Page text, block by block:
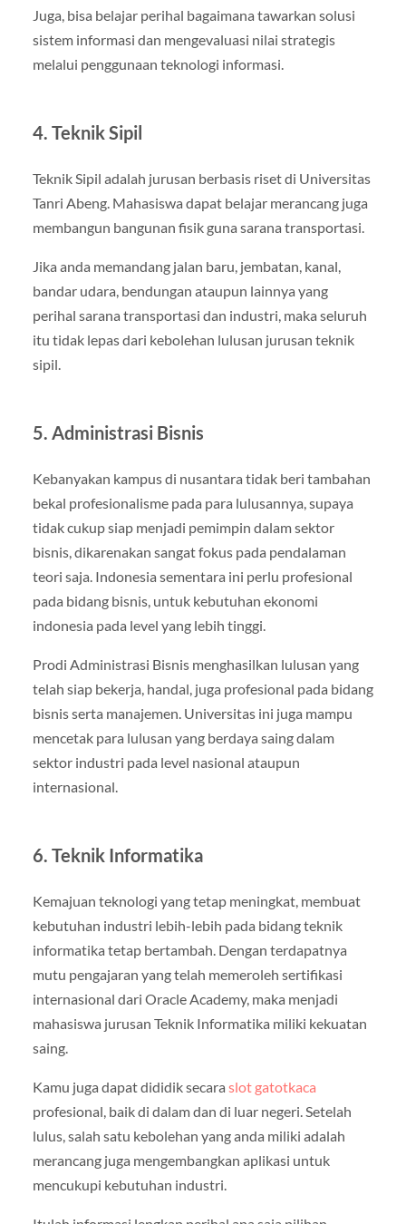
Juga, bisa belajar perihal bagaimana tawarkan solusi
sistem informasi dan mengevaluasi nilai strategis
melalui penggunaan teknologi informasi.
4. Teknik Sipil
Teknik Sipil adalah jurusan berbasis riset di Universitas
Tanri Abeng. Mahasiswa dapat belajar merancang juga
membangun bangunan fisik guna sarana transportasi.
Jika anda memandang jalan baru, jembatan, kanal,
bandar udara, bendungan ataupun lainnya yang
perihal sarana transportasi dan industri, maka seluruh
itu tidak lepas dari kebolehan lulusan jurusan teknik
sipil.
5. Administrasi Bisnis
Kebanyakan kampus di nusantara tidak beri tambahan
bekal profesionalisme pada para lulusannya, supaya
tidak cukup siap menjadi pemimpin dalam sektor
bisnis, dikarenakan sangat fokus pada pendalaman
teori saja. Indonesia sementara ini perlu profesional
pada bidang bisnis, untuk kebutuhan ekonomi
indonesia pada level yang lebih tinggi.
Prodi Administrasi Bisnis menghasilkan lulusan yang
telah siap bekerja, handal, juga profesional pada bidang
bisnis serta manajemen. Universitas ini juga mampu
mencetak para lulusan yang berdaya saing dalam
sektor industri pada level nasional ataupun
internasional.
6. Teknik Informatika
Kemajuan teknologi yang tetap meningkat, membuat
kebutuhan industri lebih-lebih pada bidang teknik
informatika tetap bertambah. Dengan terdapatnya
mutu pengajaran yang telah memeroleh sertifikasi
internasional dari Oracle Academy, maka menjadi
mahasiswa jurusan Teknik Informatika miliki kekuatan
saing.
Kamu juga dapat dididik secara slot gatotkaca
profesional, baik di dalam dan di luar negeri. Setelah
lulus, salah satu kebolehan yang anda miliki adalah
merancang juga mengembangkan aplikasi untuk
mencukupi kebutuhan industri.